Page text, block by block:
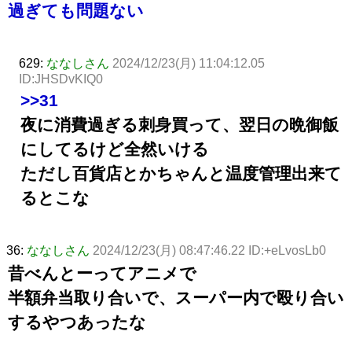
過ぎても問題ない
629: ななしさん 2024/12/23(月) 11:04:12.05
ID:JHSDvKIQ0
>>31
夜に消費過ぎる刺身買って、翌日の晩御飯
にしてるけど全然いける
ただし百貨店とかちゃんと温度管理出来て
るとこな
36: ななしさん 2024/12/23(月) 08:47:46.22 ID:+eLvosLb0
昔べんとーってアニメで
半額弁当取り合いで、スーパー内で殴り合い
するやつあったな